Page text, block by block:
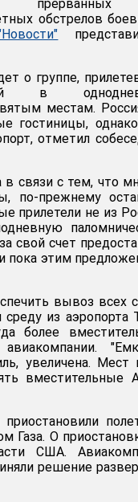
обстрелов
о группе,
в
местам.
гостиницы,
отметил
в связи с тем, что
по-прежнему
прилетели не из
свой счет
пока этим
вывоз всех
из аэропорта
более
увеличена. Мест
вместительные
Газа. О
США.
решение